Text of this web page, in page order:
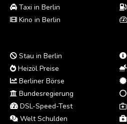
Taxi in Berlin
Kino in Berlin
Stau in Berlin
Heizöl Preise
Berliner Börse
Bundesregierung
DSL-Speed-Test
Welt Schulden